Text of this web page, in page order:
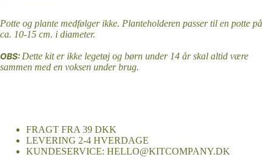
fuld
skærm
fuld
skærm
fuld
skærm
Potte og plante medfølger ikke. Planteholderen passer til en potte på
ca. 10-15 cm. i diameter.
OBS: Dette kit er ikke legetøj og børn under 14 år skal altid være
sammen med en voksen under brug.
FRAGT FRA 39 DKK
LEVERING 2-4 HVERDAGE
KUNDESERVICE: HELLO@KITCOMPANY.DK